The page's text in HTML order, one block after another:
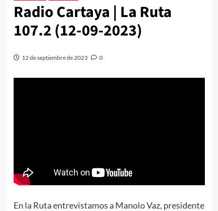
Radio Cartaya | La Ruta
107.2 (12-09-2023)
12 de septiembre de 2023 0
En la Ruta entrevistamos a Manolo Vaz, presidente